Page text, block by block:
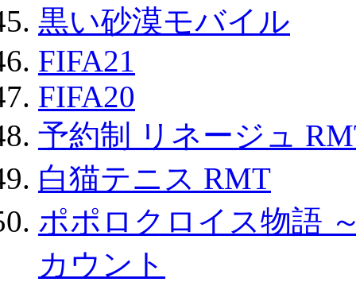
黒い砂漠モバイル
FIFA21
FIFA20
予約制 リネージュ
白猫テニス RMT
ポポロクロイス物語
カウント